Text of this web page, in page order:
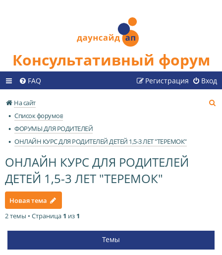
Консультативный форум
FAQ Вход
Регистрация
На сайт
Список форумов
ФОРУМЫ ДЛЯ РОДИТЕЛЕЙ
ОНЛАЙН КУРС ДЛЯ РОДИТЕЛЕЙ ДЕТЕЙ 1,5-3 ЛЕТ "ТЕРЕМОК"
ОНЛАЙН КУРС ДЛЯ РОДИТЕЛЕЙ
ДЕТЕЙ 1,5-3 ЛЕТ "ТЕРЕМОК"
Новая тема
2 темы • Страница 1 из 1
Темы